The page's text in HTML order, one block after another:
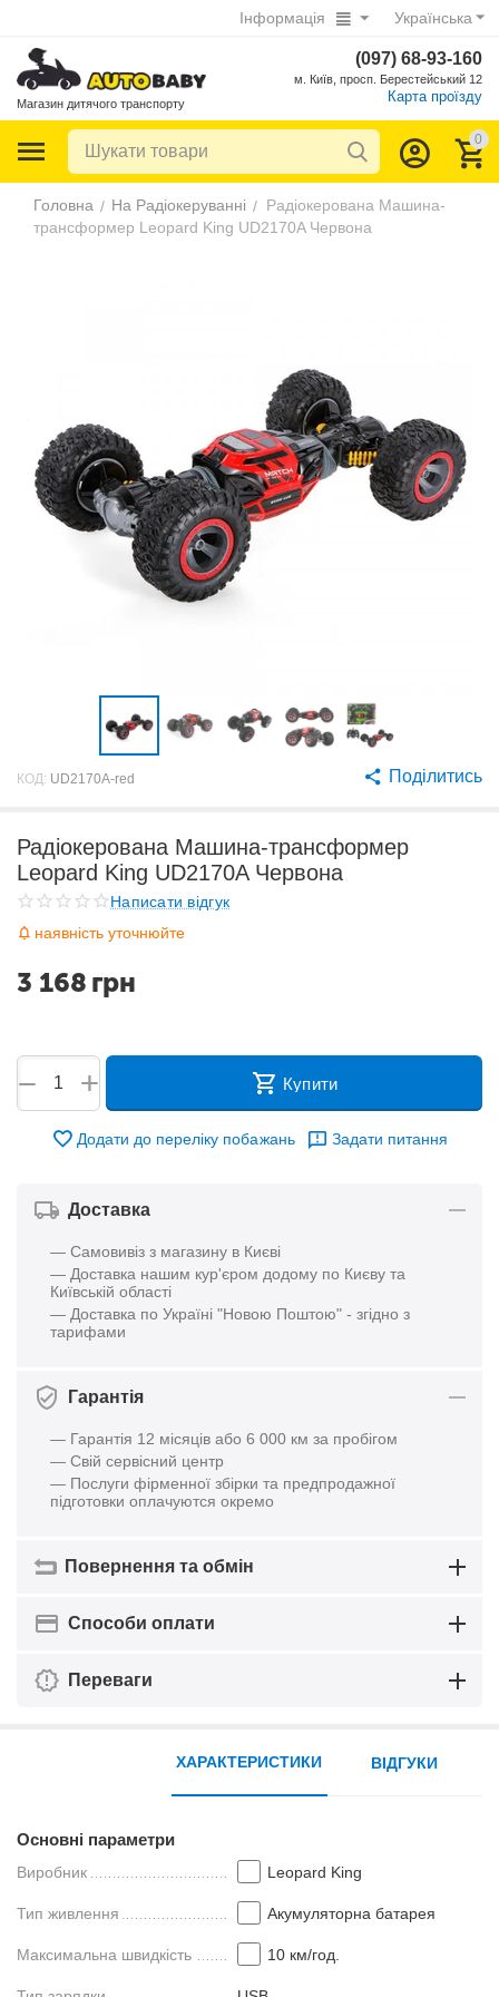
Українська
Інформація
Магазин дитячого транспорту
(097) 68-93-160
м. Київ, просп. Берестейський 12
Карта проїзду
0
Головна / На Радіокеруванні / Радіокерована Машина-
трансформер Leopard King UD2170A Червона
КОД: UD2170A-red Поділитись
Радіокерована Машина-трансформер
Leopard King UD2170A Червона
Написати відгук
наявність уточнюйте
3 168 грн
+
− Купити
Додати до переліку побажань Задати питання
Доставка
— Самовивіз з магазину в Києві
— Доставка нашим кур'єром додому по Києву та
Київській області
— Доставка по Україні "Новою Поштою" - згідно з
тарифами
Гарантія
— Гарантія 12 місяців або 6 000 км за пробігом
— Свій сервісний центр
— Послуги фірменної збірки та предпродажної
підготовки оплачуются окремо
Повернення та обмін
Способи оплати
Переваги
ХАРАКТЕРИСТИКИ
Основні параметри
Виробник Leopard King
Тип живлення Акумуляторна батарея
Максимальна швидкість 10 км/год.
ВІДГУКИ